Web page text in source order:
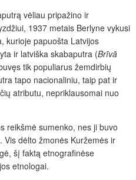
vėliau pripažino ir
1937 metais Berlyne vykusi
kurioje papuošta Latvijos
ir latviška skabaputra (Brīvā
tik populiarus žemdirbių
tapo nacionaliniu, taip pat ir
atributu, nepriklausomai nuo
reikšmė sumenko, nes ji buvo
Vis dėlto žmonės Kuržemės ir
šį faktą etnografinėse
etnologai.